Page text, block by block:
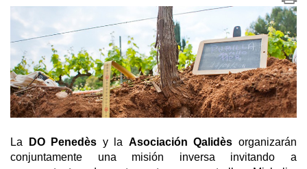
La DO Penedès y la Asociación Qalidès organizarán
conjuntamente una misión inversa invitando a